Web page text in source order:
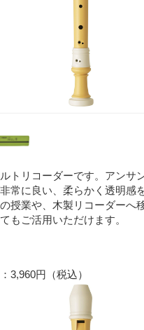
トリコーダーです。アンサ
常に良い、柔らかく透明感
授業や、木製リコーダーへ
もご活用いただけます。
3,960円（税込）